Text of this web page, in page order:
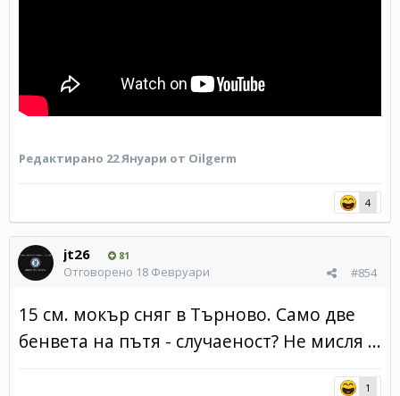
Редактирано 22 Януари от Oilgerm
4
jt26 81
#854
Отговорено 18 Февруари
15 см. мокър сняг в Търново. Само две
бенвета на пътя - случаеност? Не мисля ...
1